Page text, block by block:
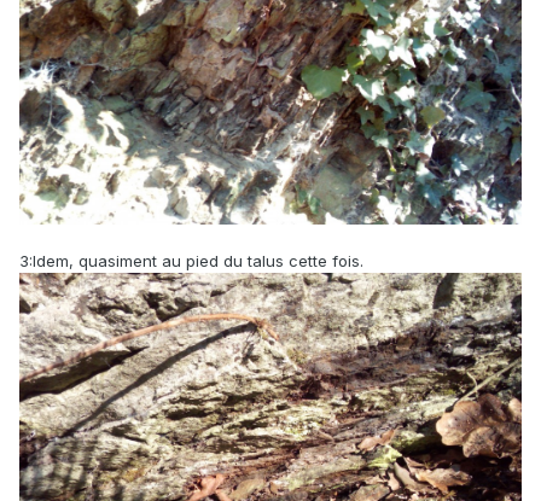
3:Idem, quasiment au pied du talus cette fois.